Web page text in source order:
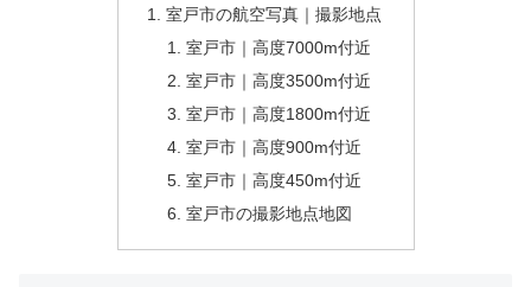
室戸市の航空写真｜撮影地点
室戸市｜高度7000m付近
室戸市｜高度3500m付近
室戸市｜高度1800m付近
室戸市｜高度900m付近
室戸市｜高度450m付近
室戸市の撮影地点地図